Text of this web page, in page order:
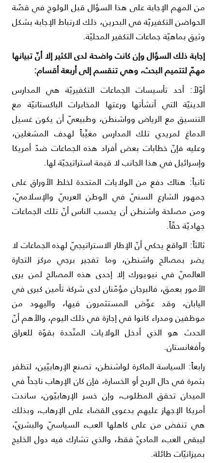
المهم الإجابة على هذا السؤال قبل الولوج في قصّة
التكفيريّة في البحرين، ذلك لارتباط الإجابة بشكل
بماهيّة جماعات التكفير المحليّة.
ذلك السؤال وإن كانت واضحة لدى الكثير إلا أنّ تبيانها
لتتميم البحث، وهي تنقسم إلى أربعة أقسام:
أحد تأسيسات الجماعات التكفيريّة هي المدارس
التي أنشأتها ورعتها المخابرات الباكستانيّة مع
مع الرياض وواشنطن، وطبيعيّ أن يكون غسيل
لمريدي تلك المدارس مغيِّباً لهدف المشغلين،
فإنّ خطابات بعض أفراد هذه الجماعات ضدّ أمريكا
في هذا الجانب لا قيمة استراتيجيّة لها.
هناك دفع من الولايات المتحدة لخلط الأوراق على
الشارع السنيّ في الوطن العربيّ والإسلاميّ،
مصلحة واشنطن أن يحسب الناس أنّ تلك الجماعات
حقّاً.
الواقع يحكي أنّ الإطار الاستراتيجيّ لهذه الجماعات لا
بمصالح واشنطن، وما تفجير برجي مركز التجارة
في نيويورك إلا إحدى هذه المصالح لمن يرى
بعمق، فالبرجان مؤمّنان لدى شركة تأمين كبرى في
وقد عوِّض المستثمرون فيها، واليهود من
ومدراء كانوا في إجازة في ذلك اليوم، والأهم أنّ
هو الذي أدخل الولايات المتّحدة بقوّة للعراق
السياسة الماكرة لواشنطن، تصنع الإرهابيّين، لتظفر
في حال الربح أو الخسارة، فإن كان الإرهاب ناجحاً في
تحقق المطلوب، وإن خسر الإرهابيّون، ساندت
الإجهاز عليهم بدعوى القضاء على الإرهاب، وبذلك
تنفض من على كاهلها العبء السياسيّ والبشريّ،
العبء الماديّ فقط، والذي تشارك فيه دول الخليج
طائلة.